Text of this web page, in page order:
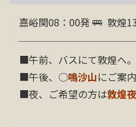
嘉峪関08：00発 敦煌
■午前、バスにて敦煌へ。
■午後、○鳴沙山にご案
■夜、ご希望の方は敦煌